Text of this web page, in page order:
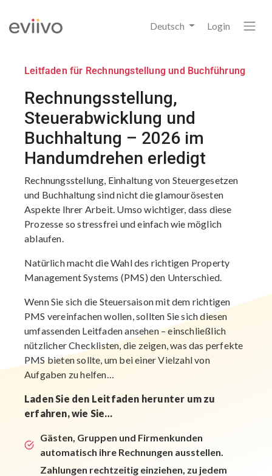
Deutsch Login
Leitfaden für Rechnungstellung und Buchführung
Rechnungsstellung,
Steuerabwicklung und
Buchhaltung – 2026 im
Handumdrehen erledigt
Rechnungsstellung, Einhaltung von Steuergesetzen
und Buchhaltung sind nicht die glamourösesten
Aspekte Ihrer Arbeit. Umso wichtiger, dass diese
Prozesse so stressfrei und einfach wie möglich
ablaufen.
Natürlich macht die Wahl des richtigen Property
Management Systems (PMS) den Unterschied.
Wenn Sie sich die Steuersaison mit dem richtigen
PMS vereinfachen wollen, sollten Sie sich diesen
umfassenden Leitfaden ansehen – einschließlich
nützlicher Checklisten, die zeigen, was das perfekte
PMS bieten sollte, um bei einer Vielzahl von
Aufgaben zu helfen…
Laden Sie den Leitfaden herunter um zu
erfahren, wie Sie…
Gästen, Gruppen und Firmenkunden
automatisch ihre Rechnungen ausstellen.
Zahlungen rechtzeitig einziehen, zu jedem